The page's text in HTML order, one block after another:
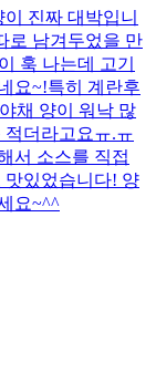
진짜 대박입니
로 남겨두었을 만
훅 나는데 고기
요~!특히 계란후
채 양이 워낙 많
더라고요ㅠ.ㅠ
서 소스를 직접
맛있었습니다! 양
요~^^